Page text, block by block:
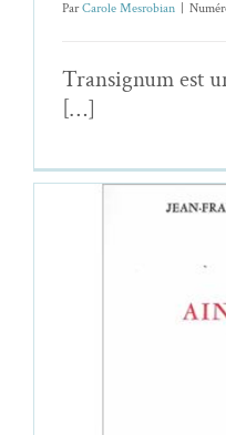
ParCarole Mesrobian
Tran­signum est
[…]